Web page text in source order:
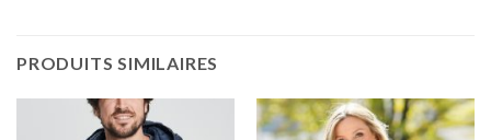
PRODUITS SIMILAIRES